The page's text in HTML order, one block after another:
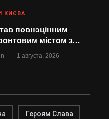
КИЄВА
повноцінним
містом з…
. 1 августа, 2026
Героям Слава